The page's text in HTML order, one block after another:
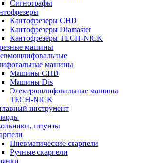
Сигнографы
Кантофрезеры CHD
Кантофрезеры Diamaster
Кантофрезеры TECH-NICK
машины
машины
Машины CHD
Машины Dis
Электрошлифовальные машины
TECH-NICK
инструмент
шпунты
Пневматические скарпели
Ручные скарпели